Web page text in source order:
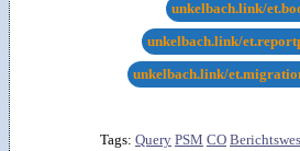
unkelbach.link/
unkelbach.link/
unkelbach.link/
Tags: Query PSM CO